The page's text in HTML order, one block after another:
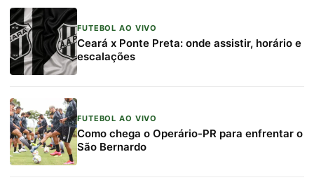
FUTEBOL AO VIVO
Ceará x Ponte Preta: onde assistir, horário e
escalações
FUTEBOL AO VIVO
Como chega o Operário-PR para enfrentar o
São Bernardo